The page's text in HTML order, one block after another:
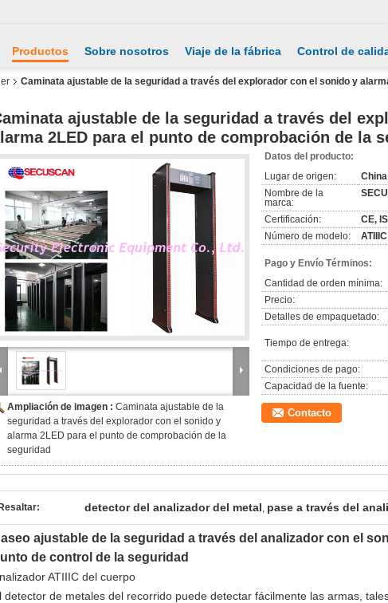
Productos Sobre nosotros Viaje de la fábrica Control de
Caminata ajustable de la seguridad a través del explorador con el sonido y
ajustable de la seguridad a través del
2LED para el punto de comprobación de la
Ampliación de imagen : Caminata ajustable de la
seguridad a través del explorador con el sonido y
alarma 2LED para el punto de comprobación de la
seguridad
Datos del producto:
Lugar de origen:
China
Nombre de la
marca:
Certificación:
CE,
Número de modelo:
ATIIIC
Pago y Envío Términos:
Cantidad de orden mínima:
Precio:
Detalles de empaquetado:
Tiempo de entrega:
Condiciones de pago:
Capacidad de la fuente:
Contacto
Resaltar: detector del analizador del metal, pase a través del
ajustable de la seguridad a través del analizador con el
de control de la seguridad
ATIIIC del cuerpo
detector de metales del recorrido puede detectar fácilmente las armas,